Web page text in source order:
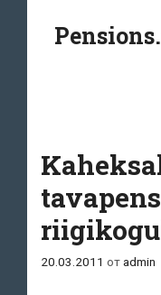
20.03.2011 отadmin